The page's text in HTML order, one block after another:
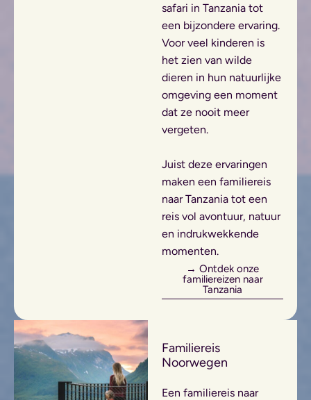
safari in Tanzania tot
een bijzondere ervaring.
Voor veel kinderen is
het zien van wilde
dieren in hun natuurlijke
omgeving een moment
dat ze nooit meer
vergeten.
Juist deze ervaringen
maken een familiereis
naar Tanzania tot een
reis vol avontuur, natuur
en indrukwekkende
momenten.
→ Ontdek onze
familiereizen naar
Tanzania
Familiereis
Noorwegen
Een familiereis naar